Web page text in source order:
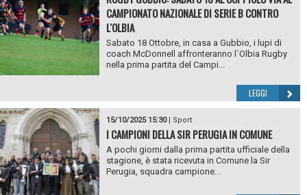
CAMPIONATO NAZIONALE DI SERIE B CONTRO
L'OLBIA
Sabato 18 Ottobre, in casa a Gubbio, i lupi di
coach McDonnell affronteranno l`Olbia Rugby
nella prima partita del Campi...
LEGGI
15/10/2025 15:30| Sport
I CAMPIONI DELLA SIR PERUGIA IN COMUNE
A pochi giorni dalla prima partita ufficiale della
stagione, è stata ricevuta in Comune la Sir
Perugia, squadra campione...